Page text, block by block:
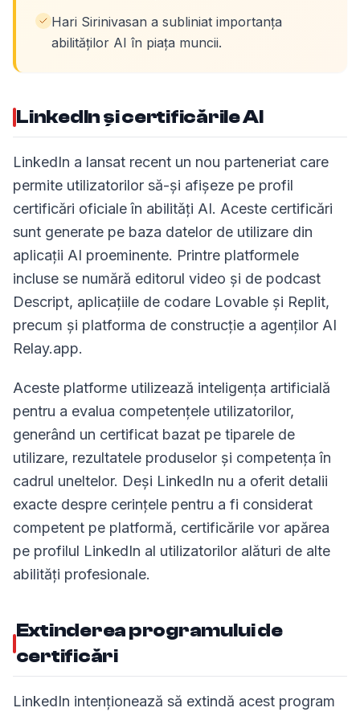
Hari Sirinivasan a subliniat importanța
abilităților AI în piața muncii.
LinkedIn și certificările AI
LinkedIn a lansat recent un nou parteneriat care
permite utilizatorilor să-și afișeze pe profil
certificări oficiale în abilități AI. Aceste certificări
sunt generate pe baza datelor de utilizare din
aplicații AI proeminente. Printre platformele
incluse se numără editorul video și de podcast
Descript, aplicațiile de codare Lovable și Replit,
precum și platforma de construcție a agenților AI
Relay.app.
Aceste platforme utilizează inteligența artificială
pentru a evalua competențele utilizatorilor,
generând un certificat bazat pe tiparele de
utilizare, rezultatele produselor și competența în
cadrul uneltelor. Deși LinkedIn nu a oferit detalii
exacte despre cerințele pentru a fi considerat
competent pe platformă, certificările vor apărea
pe profilul LinkedIn al utilizatorilor alături de alte
abilități profesionale.
Extinderea programului de
certificări
LinkedIn intenționează să extindă acest program